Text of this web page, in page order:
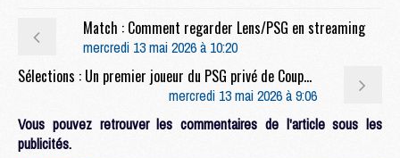
Match : Comment regarder Lens/PSG en streaming
mercredi 13 mai 2026 à 10:20
Sélections : Un premier joueur du PSG privé de Coupe du monde ?
mercredi 13 mai 2026 à 9:06
Vous pouvez retrouver les commentaires de l'article sous les
publicités.